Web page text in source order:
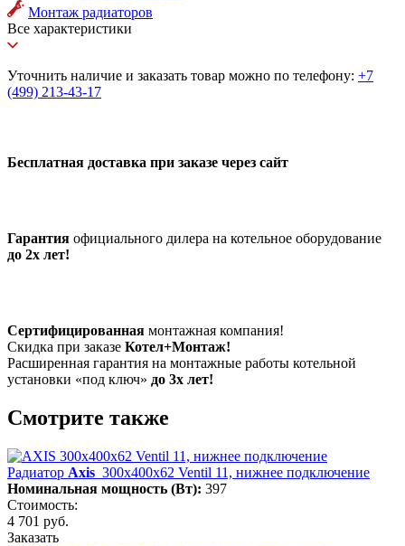
Монтаж радиаторов
Все характеристики
Уточнить наличие и заказать товар можно по телефону: +7
(499) 213-43-17
Бесплатная доставка при заказе через сайт
Гарантия официального дилера на котельное оборудование
до 2х лет!
Сертифицированная монтажная компания!
Скидка при заказе Котел+Монтаж!
Расширенная гарантия на монтажные работы котельной
установки «под ключ» до 3х лет!
Смотрите также
Радиатор Axis 300х400х62 Ventil 11, нижнее подключение
Номинальная мощность (Вт): 397
Стоимость:
4 701 руб.
Заказать